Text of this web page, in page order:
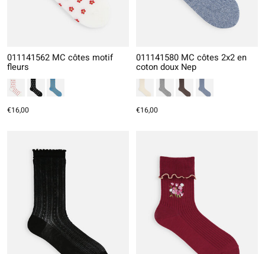
011141562 MC côtes motif
fleurs
€16,00
011141580 MC côtes 2x2 en
coton doux Nep
€16,00